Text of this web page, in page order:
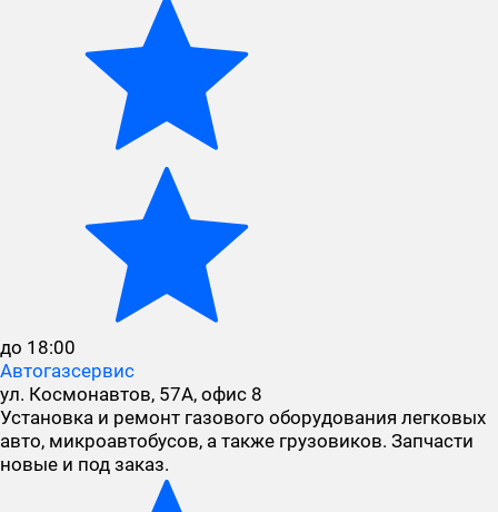
до 18:00
Автогазсервис
ул. Космонавтов, 57А, офис 8
Установка и ремонт газового оборудования легковых
авто, микроавтобусов, а также грузовиков. Запчасти
новые и под заказ.